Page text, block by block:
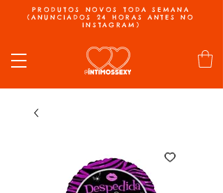
PRODUTOS NOVOS TODA SEMANA
(ANUNCIADOS 24 HORAS ANTES NO
INSTAGRAM)